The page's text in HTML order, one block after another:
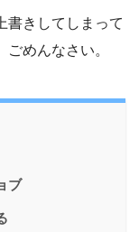
書きしてしまって
めんなさい。
ブ